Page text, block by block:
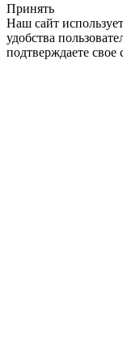
Принять
Наш сайт
удобства
подтверждаете свое